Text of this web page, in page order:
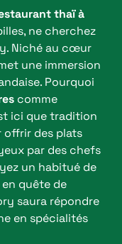
thaï à
ne cherchez
Niché au cœur
une immersion
Pourquoi
comme
ici que tradition
des plats
par des chefs
un habitué de
quête de
saura répondre
en spécialités